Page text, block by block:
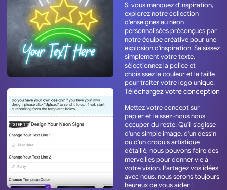
Si vous manquez d'inspiration,
explorez notre collection
d'enseignes au néon
personnalisées préconçues par
notre équipe créative pour une
explosion d'inspiration. Saisissez
simplement votre texte,
sélectionnez la police et
choisissez la couleur et la taille
pour traiter votre logo unique.
Téléchargez votre conception
Mettez votre concept sur
papier et laissez-nous nous
occuper du reste. Qu'il s'agisse
d'une simple image, d'un dessin
ou d'un croquis artistique
détaillé, nous pouvons faire des
merveilles pour donner vie à
votre vision. Partagez vos idées
avec nous, nous serons toujours
heureux de vous aider !